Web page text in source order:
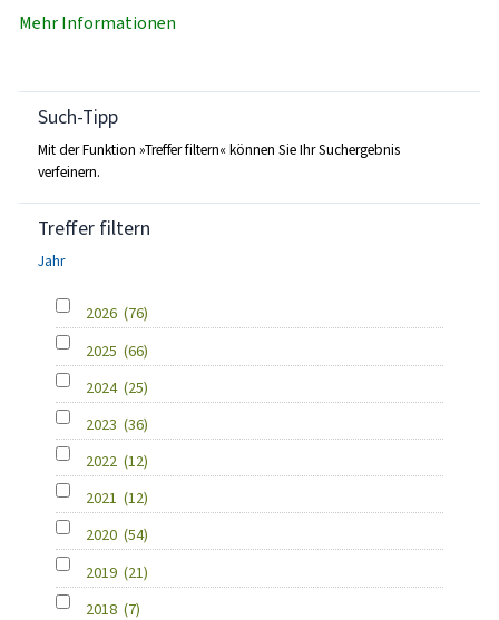
Mehr Informationen
Such-Tipp
Mit der Funktion »Treffer filtern« können Sie Ihr Suchergebnis
verfeinern.
Treffer filtern
Jahr
2026 (76)
2025 (66)
2024 (25)
2023 (36)
2022 (12)
2021 (12)
2020 (54)
2019 (21)
2018 (7)